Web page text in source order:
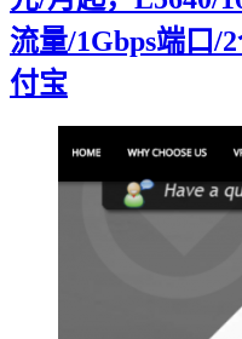
流量/1Gbps端口/
付宝